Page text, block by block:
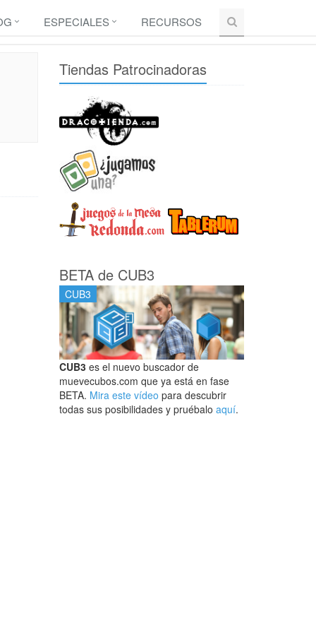
ESPECIALES RECURSOS
Tiendas Patrocinadoras
BETA de CUB3
CUB3
CUB3es el nuevo buscador de
muevecubos.com que ya está en fase
BETA. Mira este vídeo para descubrir
todas sus posibilidades y pruébalo aquí.